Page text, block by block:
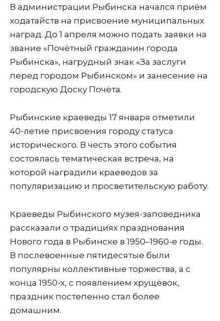
В администрации Рыбинска начался приём
ходатайств на присвоение муниципальных
наград. До 1 апреля можно подать заявки на
звание «Почётный гражданин города
Рыбинска», нагрудный знак «За заслуги
перед городом Рыбинском» и занесение на
городскую Доску Почёта.
Рыбинские краеведы 17 января отметили
40-летие присвоения городу статуса
исторического. В честь этого события
состоялась тематическая встреча, на
которой наградили краеведов за
популяризацию и просветительскую работу.
Краеведы Рыбинского музея-заповедника
рассказали о традициях празднования
Нового года в Рыбинске в 1950–1960-е годы.
В послевоенные пятидесятые были
популярны коллективные торжества, а с
конца 1950-х, с появлением хрущёвок,
праздник постепенно стал более
домашним.